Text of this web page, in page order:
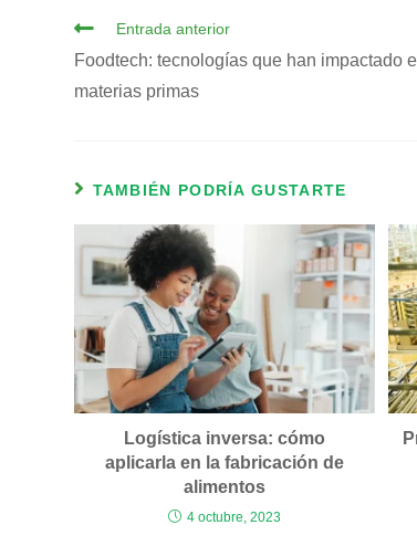
Entrada anterior
Foodtech: tecnologías que han impactado
materias primas
TAMBIÉN PODRÍA GUSTARTE
Logística inversa: cómo
aplicarla en la fabricación de
alimentos
4 octubre, 2023